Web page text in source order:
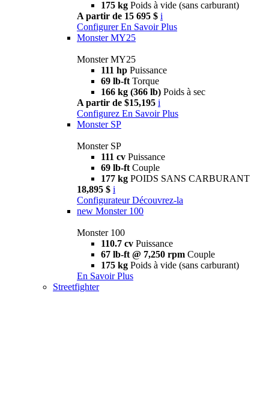
175 kg Poids à vide (sans carburant)
A partir de 15 695 $ i
Configurer En Savoir Plus
Monster MY25
Monster MY25
111 hp Puissance
69 lb-ft Torque
166 kg (366 lb) Poids à sec
A partir de $15,195 i
Configurez En Savoir Plus
Monster SP
Monster SP
111 cv Puissance
69 lb-ft Couple
177 kg POIDS SANS CARBURANT
18,895 $ i
Configurateur Découvrez-la
new Monster 100
Monster 100
110.7 cv Puissance
67 lb-ft @ 7,250 rpm Couple
175 kg Poids à vide (sans carburant)
En Savoir Plus
Streetfighter